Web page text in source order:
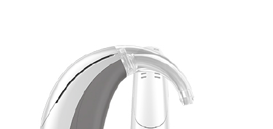
Signia hoortoestellenSignia Pure BCT IXSignia Silk IX
Audio Service R LI 7
Hoortoestelbatterijen
Widex filters Filters Domes
Onderhoudsartikelen
Signia Active Mini IX - Oplaadbaar